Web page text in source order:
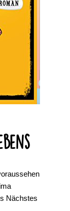
Nächstes